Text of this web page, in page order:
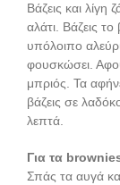
Βάζεις και
αλάτι. Βάζεις
υπόλοιπο
φουσκώσει.
μπριός. Τα
βάζεις σε
λεπτά.
Για τα
Σπάς τα αυγά